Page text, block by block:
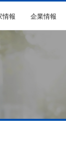
情報 企業情報